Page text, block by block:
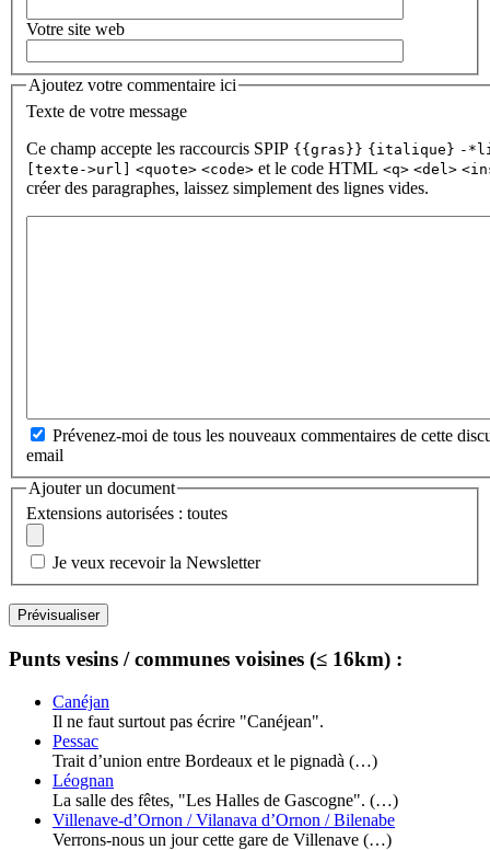
Votre site web
Ajoutez votre commentaire ici
Texte de votre message
Ce champ accepte les raccourcis SPIP {{gras}} {italique} -
[texte->url]
<quote> <code> et le code HTML <q> <del>
créer des paragraphes, laissez simplement des lignes vides.
Prévenez-moi de tous les nouveaux commentaires de cette
email
Ajouter un document
Extensions autorisées : toutes
Je veux recevoir la Newsletter
Punts vesins / communes voisines (≤ 16km) :
Canéjan
Il ne faut surtout pas écrire "Canéjean".
Pessac
Trait d’union entre Bordeaux et le pignadà (…)
Léognan
La salle des fêtes, "Les Halles de Gascogne". (…)
Villenave-d’Ornon / Vilanava d’Ornon / Bilenabe
Verrons-nous un jour cette gare de Villenave (…)